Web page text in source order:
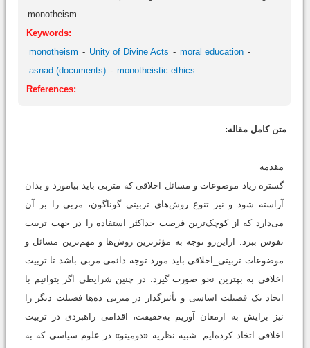
monotheism.
Keywords:
monotheism
Unity of Divine Acts
moral education
asnad (documents)
monotheistic ethics
References:
متن کامل مقاله:
مقدمه
گستره زیاد موضوعات و مسائل اخلاقی که متربی باید بیاموزد و بدان
آراسته شود و نیز تنوع روش‌های تربیتی گوناگون، مربی را بر آن
می‌‌دارد که از کوچک‌ترین فرصت حداکثر استفاده را در جهت تربیت
نفوس ببرد. ازاین‌رو توجه به مؤثرترین روش‌ها و مهم‌ترین مسائل و
موضوعات تربیتی_اخلاقی باید مورد توجه دائمی مربی باشد تا تربیت
اخلاقی به بهترین نحو صورت گیرد. در چنین شرایطی اگر بتوانیم با
ایجاد یک فضیلت اساسی و تأثیرگذار در متربی ده‌ها فضیلت دیگر را
نیز برایش به ارمغان آوریم به‌حقیقت، اقدامی راهبردی در تربیت
اخلاقی اتخاذ کرده‌ایم. شبیه نظریه «دومینو» در علوم سیاسی که به